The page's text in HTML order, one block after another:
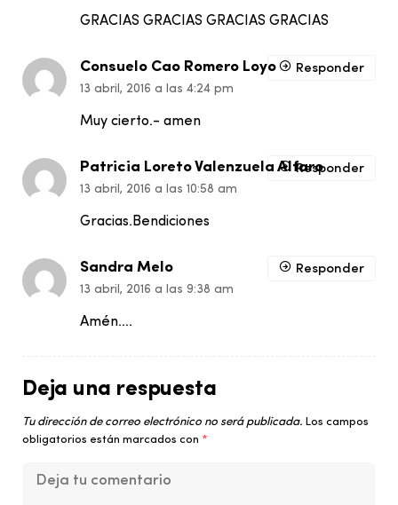
GRACIAS GRACIAS GRACIAS GRACIAS
Consuelo Cao Romero Loyo
13 abril, 2016 a las 4:24 pm
Muy cierto.- amen
Responder
Patricia Loreto Valenzuela Alfaro
13 abril, 2016 a las 10:58 am
Gracias.Bendiciones
Responder
Sandra Melo
13 abril, 2016 a las 9:38 am
Amén….
Responder
Deja una respuesta
Tu dirección de correo electrónico no será publicada. Los campos
obligatorios están marcados con *